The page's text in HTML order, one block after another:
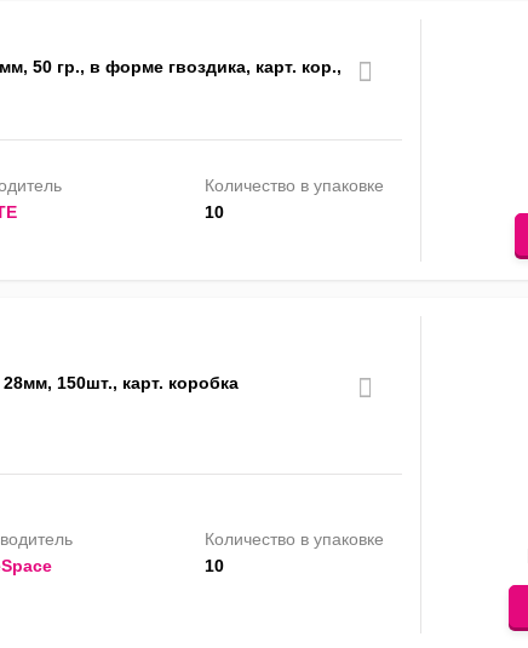
50 гр., в форме гвоздика, карт. кор.,
Количество в упаковке
10
150шт., карт. коробка
Количество в упаковке
10